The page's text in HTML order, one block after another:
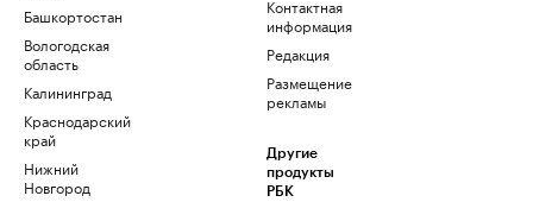
Башкортостан
Вологодская
область
Калининград
Краснодарский
край
Нижний
Новгород
Контактная
информация
Редакция
Размещение
рекламы
Другие
продукты
РБК